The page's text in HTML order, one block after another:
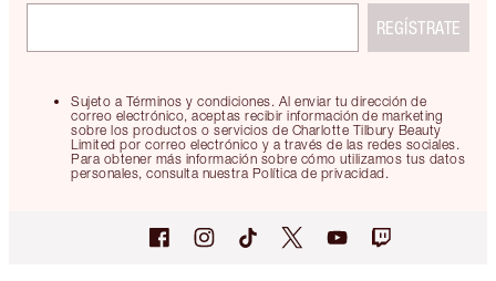
Sujeto a Términos y condiciones. Al enviar tu dirección de
correo electrónico, aceptas recibir información de marketing
sobre los productos o servicios de Charlotte Tilbury Beauty
Limited por correo electrónico y a través de las redes sociales.
Para obtener más información sobre cómo utilizamos tus datos
personales, consulta nuestra Política de privacidad.
REGÍSTRATE